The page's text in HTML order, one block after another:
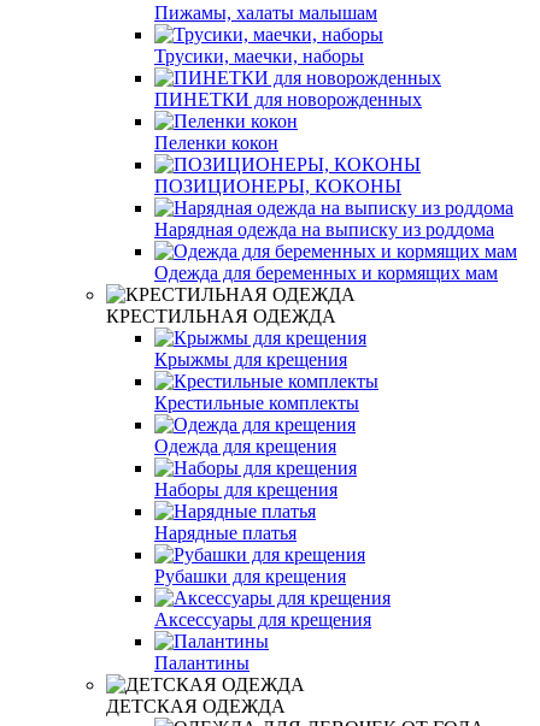
Пижамы, халаты малышам
Трусики, маечки, наборы
ПИНЕТКИ для новорожденных
Пеленки кокон
ПОЗИЦИОНЕРЫ, КОКОНЫ
Нарядная одежда на выписку из роддома
Одежда для беременных и кормящих мам
КРЕСТИЛЬНАЯ ОДЕЖДА
Крыжмы для крещения
Крестильные комплекты
Одежда для крещения
Наборы для крещения
Нарядные платья
Рубашки для крещения
Аксессуары для крещения
Палантины
ДЕТСКАЯ ОДЕЖДА